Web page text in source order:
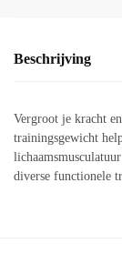
Beschrijving
Vergroot je kracht
trainingsgewicht
diverse functionele